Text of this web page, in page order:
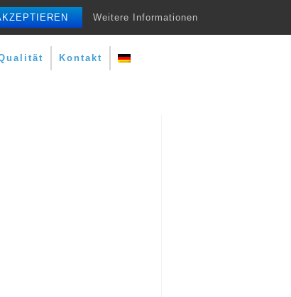
Weitere Informationen
Kontakt